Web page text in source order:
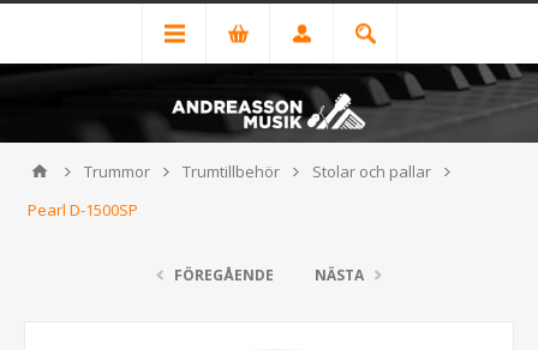
Trummor Trumtillbehör
Stolar och pallar
Pearl D-1500SP
FÖREGÅENDE NÄSTA